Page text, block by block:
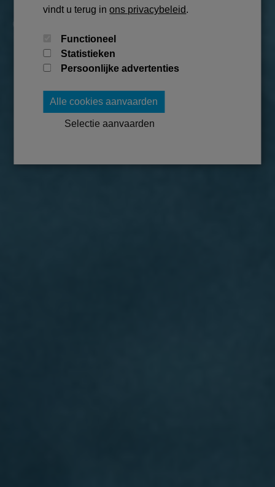
In ons rentmeesterschap streven we naar
verantwoordelijk beheer van eigendommen, waarbij we
de belangen van eigenaars maximaliseren met
duurzaamheid voorop. Wij beheren met toewijding,
waardebepaling en rentmeesterschap om optimale
resultaten te bereiken.
vindt u terug in ons privacybeleid.
Functioneel
Statistieken
Persoonlijke advertenties
Alle cookies aanvaarden
Selectie aanvaarden